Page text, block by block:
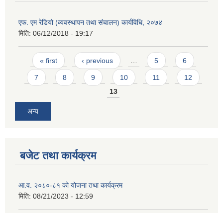
एफ. एम रेडियो (व्यवस्थापन तथा संचालन) कार्यविधि, २०७४
मिति: 06/12/2018 - 19:17
Pages
« first ‹ previous 5 6
7 8 9 10 11
12
13
अन्य
बजेट तथा कार्यक्रम
आ.व. २०८०-८१ को योजना तथा कार्यक्रम
मिति: 08/21/2023 - 12:59